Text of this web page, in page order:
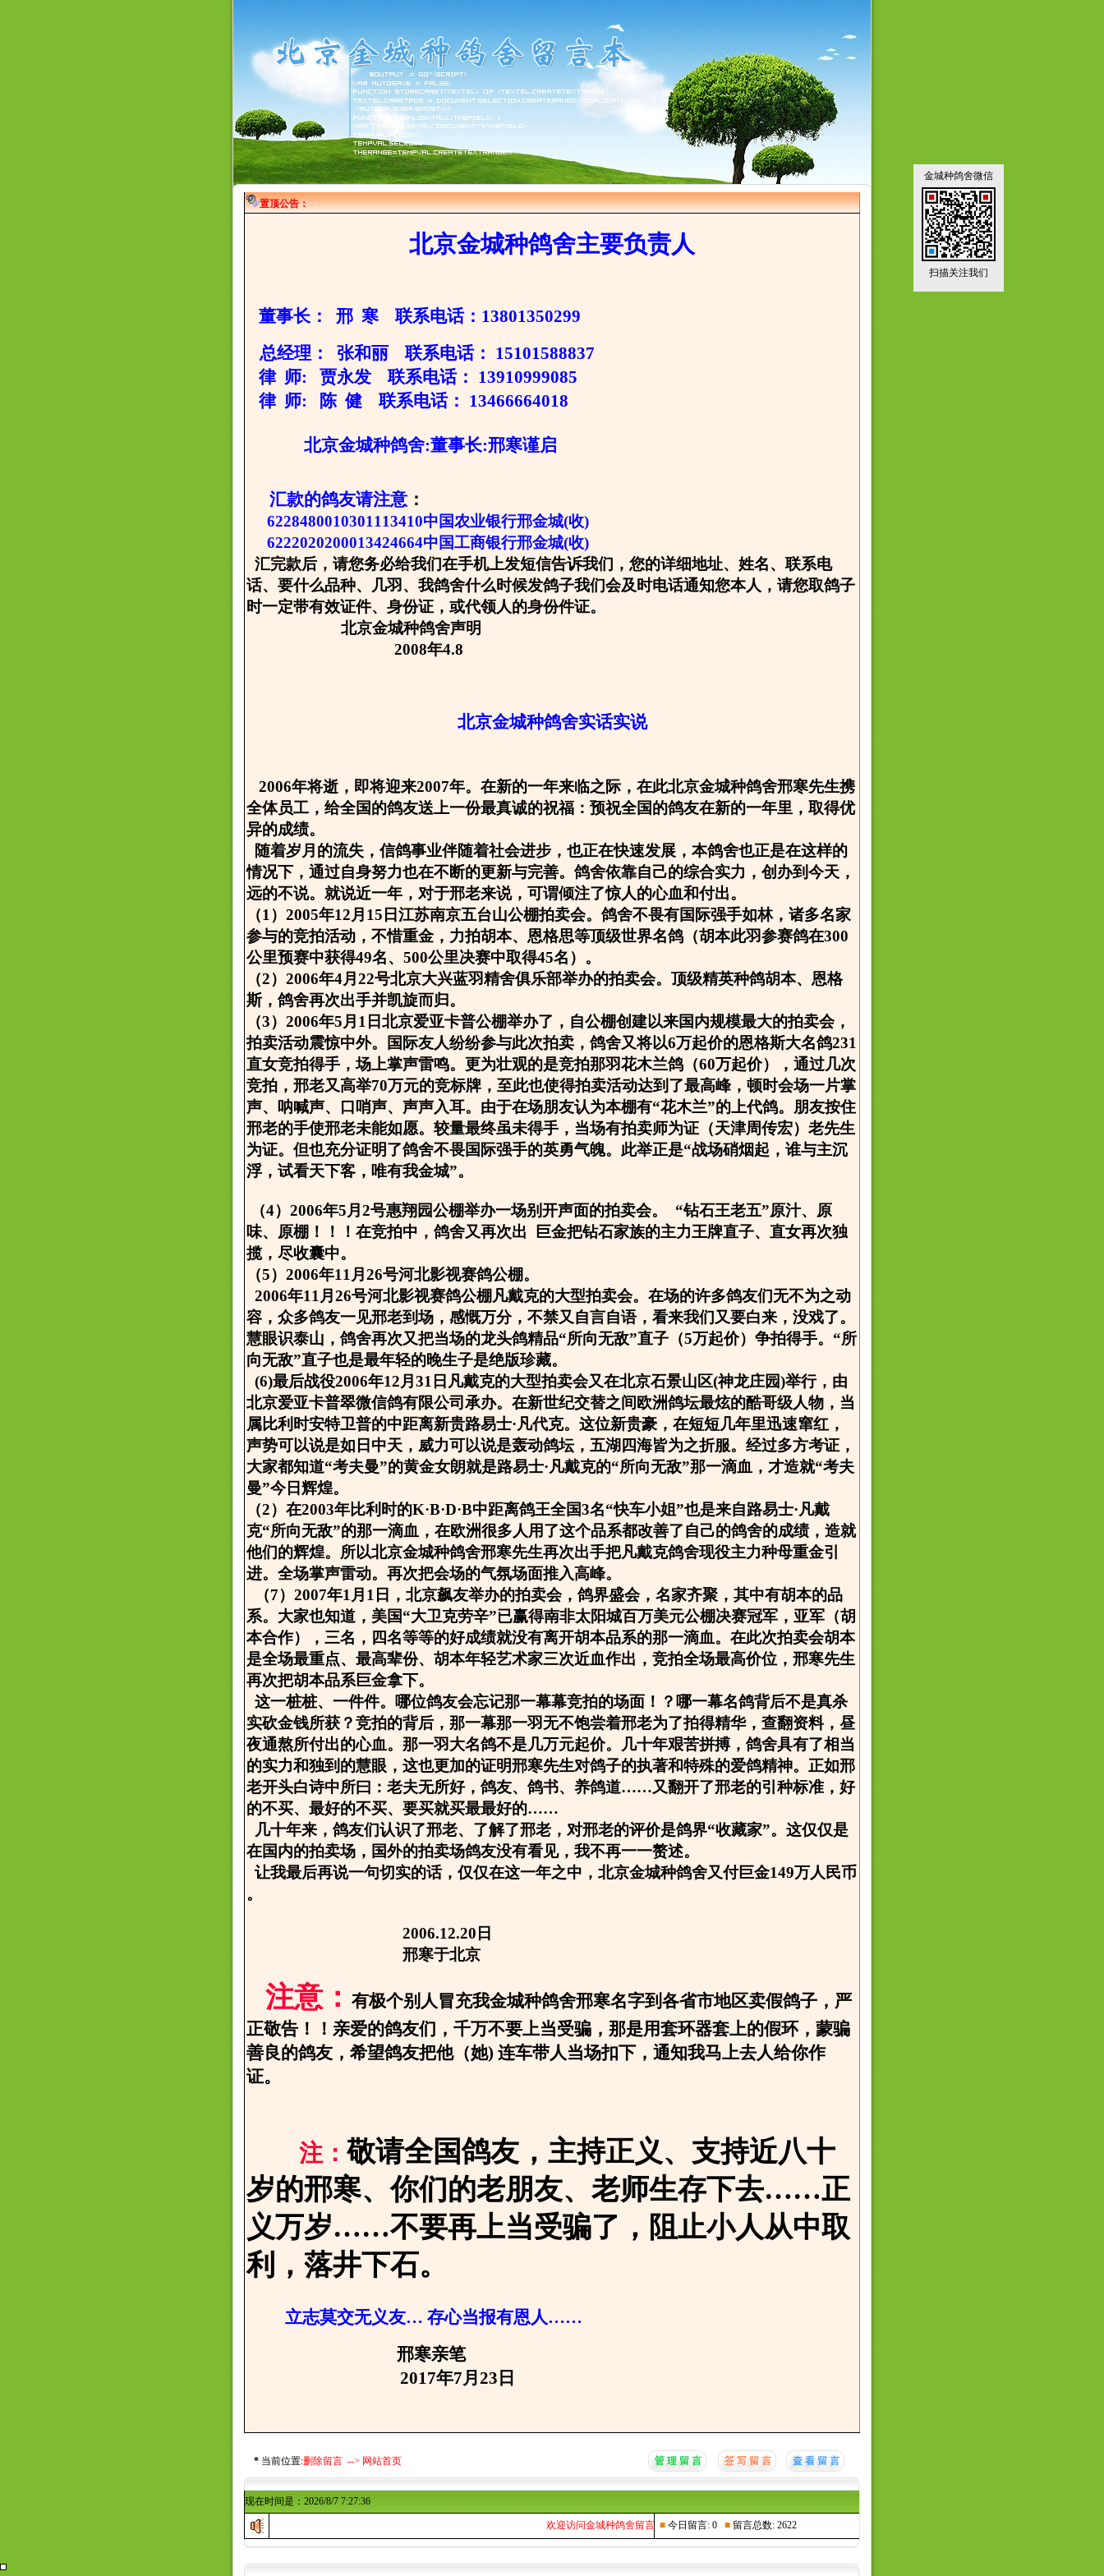
置顶公告：
北京金城种鸽舍主要负责人
董事长： 邢 寒 联系电话：13801350299
总经理： 张和丽 联系电话： 15101588837
律 师: 贾永发 联系电话： 13910999085
律 师: 陈 健 联系电话： 13466664018
北京金城种鸽舍:董事长:邢寒谨启
汇款的鸽友请注意 ：
6228480010301113410中国农业银行邢金城(收)
6222020200013424664中国工商银行邢金城(收)
汇完款后，请您务必给我们在手机上发短信告诉我们，您的详细地址、姓名、联系电
话、要什么品种、几羽、我鸽舍什么时候发鸽子我们会及时电话通知您本人，请您取鸽子
时一定带有效证件、身份证，或代领人的身份件证。
北京金城种鸽舍声明
2008年4.8
北京金城种鸽舍实话实说
2006年将逝，即将迎来2007年。在新的一年来临之际，在此北京金城种鸽舍邢寒先生携
全体员工，给全国的鸽友送上一份最真诚的祝福：预祝全国的鸽友在新的一年里，取得优
异的成绩。
随着岁月的流失，信鸽事业伴随着社会进步，也正在快速发展，本鸽舍也正是在这样的
情况下，通过自身努力也在不断的更新与完善。鸽舍依靠自己的综合实力，创办到今天，
远的不说。就说近一年，对于邢老来说，可谓倾注了惊人的心血和付出。
（1）2005年12月15日江苏南京五台山公棚拍卖会。鸽舍不畏有国际强手如林，诸多名家
参与的竞拍活动，不惜重金，力拍胡本、恩格思等顶级世界名鸽（胡本此羽参赛鸽在300
公里预赛中获得49名、500公里决赛中取得45名）。
（2）2006年4月22号北京大兴蓝羽精舍俱乐部举办的拍卖会。顶级精英种鸽胡本、恩格
斯，鸽舍再次出手并凯旋而归。
（3）2006年5月1日北京爱亚卡普公棚举办了，自公棚创建以来国内规模最大的拍卖会，
拍卖活动震惊中外。国际友人纷纷参与此次拍卖，鸽舍又将以6万起价的恩格斯大名鸽231
直女竞拍得手，场上掌声雷鸣。更为壮观的是竞拍那羽花木兰鸽（60万起价），通过几次
竞拍，邢老又高举70万元的竞标牌，至此也使得拍卖活动达到了最高峰，顿时会场一片掌
声、呐喊声、口哨声、声声入耳。由于在场朋友认为本棚有“花木兰”的上代鸽。朋友按住
邢老的手使邢老未能如愿。较量最终虽未得手，当场有拍卖师为证（天津周传宏）老先生
为证。但也充分证明了鸽舍不畏国际强手的英勇气魄。此举正是“战场硝烟起，谁与主沉
浮，试看天下客，唯有我金城”。
（4）2006年5月2号惠翔园公棚举办一场别开声面的拍卖会。 “钻石王老五”原汁、原
味、原棚！！！在竞拍中，鸽舍又再次出 巨金把钻石家族的主力王牌直子、直女再次独
揽，尽收囊中。
（5）2006年11月26号河北影视赛鸽公棚。
2006年11月26号河北影视赛鸽公棚凡戴克的大型拍卖会。在场的许多鸽友们无不为之动
容，众多鸽友一见邢老到场，感慨万分，不禁又自言自语，看来我们又要白来，没戏了。
慧眼识泰山，鸽舍再次又把当场的龙头鸽精品“所向无敌”直子（5万起价）争拍得手。“所
向无敌”直子也是最年轻的晚生子是绝版珍藏。
(6)最后战役2006年12月31日凡戴克的大型拍卖会又在北京石景山区(神龙庄园)举行，由
北京爱亚卡普翠微信鸽有限公司承办。在新世纪交替之间欧洲鸽坛最炫的酷哥级人物，当
属比利时安特卫普的中距离新贵路易士·凡代克。这位新贵豪，在短短几年里迅速窜红，
声势可以说是如日中天，威力可以说是轰动鸽坛，五湖四海皆为之折服。经过多方考证，
大家都知道“考夫曼”的黄金女朗就是路易士·凡戴克的“所向无敌”那一滴血，才造就“考夫
曼”今日辉煌。
（2）在2003年比利时的K·B·D·B中距离鸽王全国3名“快车小姐”也是来自路易士·凡戴
克“所向无敌”的那一滴血，在欧洲很多人用了这个品系都改善了自己的鸽舍的成绩，造就
他们的辉煌。所以北京金城种鸽舍邢寒先生再次出手把凡戴克鸽舍现役主力种母重金引
进。全场掌声雷动。再次把会场的气氛场面推入高峰。
（7）2007年1月1日，北京飙友举办的拍卖会，鸽界盛会，名家齐聚，其中有胡本的品
系。大家也知道，美国“大卫克劳辛”已赢得南非太阳城百万美元公棚决赛冠军，亚军（胡
本合作），三名，四名等等的好成绩就没有离开胡本品系的那一滴血。在此次拍卖会胡本
是全场最重点、最高辈份、胡本年轻艺术家三次近血作出，竞拍全场最高价位，邢寒先生
再次把胡本品系巨金拿下。
这一桩桩、一件件。哪位鸽友会忘记那一幕幕竞拍的场面！？哪一幕名鸽背后不是真杀
实砍金钱所获？竞拍的背后，那一幕那一羽无不饱尝着邢老为了拍得精华，查翻资料，昼
夜通熬所付出的心血。那一羽大名鸽不是几万元起价。几十年艰苦拼搏，鸽舍具有了相当
的实力和独到的慧眼，这也更加的证明邢寒先生对鸽子的执著和特殊的爱鸽精神。正如邢
老开头白诗中所曰：老夫无所好，鸽友、鸽书、养鸽道……又翻开了邢老的引种标准，好
的不买、最好的不买、要买就买最最好的……
几十年来，鸽友们认识了邢老、了解了邢老，对邢老的评价是鸽界“收藏家”。这仅仅是
在国内的拍卖场，国外的拍卖场鸽友没有看见，我不再一一赘述。
让我最后再说一句切实的话，仅仅在这一年之中，北京金城种鸽舍又付巨金149万人民币
。
2006.12.20日
邢寒于北京
注意： 有极个别人冒充我金城种鸽舍邢寒名字到各省市地区卖假鸽子，严
正敬告！！亲爱的鸽友们，千万不要上当受骗，那是用套环器套上的假环，蒙骗
善良的鸽友，希望鸽友把他（她) 连车带人当场扣下，通知我马上去人给你作
证。
注： 敬请全国鸽友，主持正义、支持近八十
岁的邢寒、你们的老朋友、老师生存下去……正
义万岁……不要再上当受骗了，阻止小人从中取
利，落井下石。
立志莫交无义友… 存心当报有恩人……
邢寒亲笔
2017年7月23日
* 当前位置:删除留言 --> 网站首页
现在时间是：2026/8/7 7:27:36
欢迎访问金城种鸽舍留言本... ■ 今日留言: 0 ■ 留言总数: 2622
金城种鸽舍微信
扫描关注我们